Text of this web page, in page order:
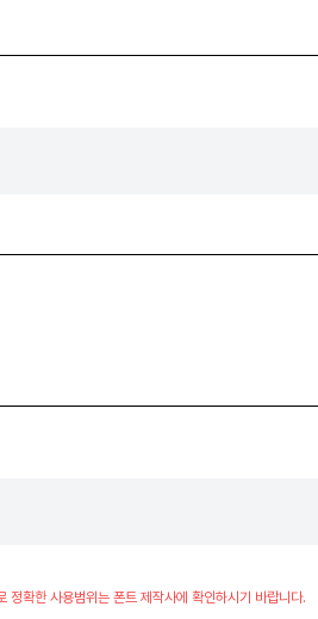
정확한 사용범위는 폰트 제작사에 확인하시기 바랍니다.